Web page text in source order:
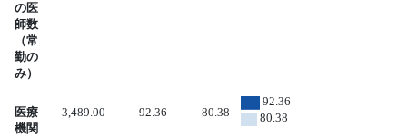
の医
師数
（常
勤の
み）
医療
機関
3,489.00 92.36 80.38
92.36
80.38